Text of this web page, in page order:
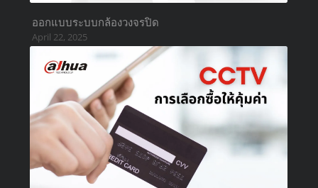
ออกแบบระบบกล้องวงจรปิด
April 22, 2025